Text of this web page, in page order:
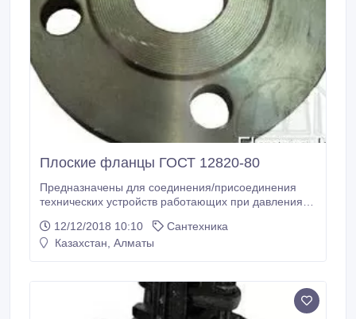
Плоские фланцы ГОСТ 12820-80
Предназначены для соединения/присоединения
технических устройств работающих при давлениях
300С. Плоские фланцы ГОСТ 12820-80 бывают
девяти различных исполнений уплотнительных
давлениях свыше 16 атм.
12/12/2018 10:10
Сантехника
Казахстан, Алматы